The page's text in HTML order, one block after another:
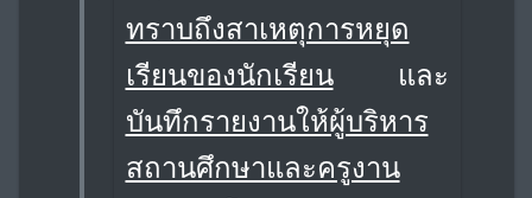
ทราบถึงสาเหตุการหยุด
เรียนของนักเรียนและ
บันทึกรายงานให้ผู้บริหาร
สถานศึกษาและครูงาน